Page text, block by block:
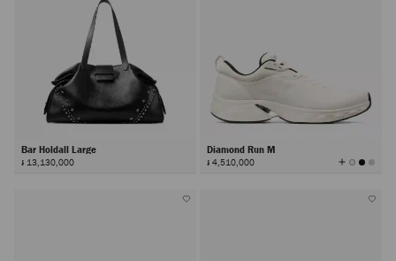
Bar Holdall Large
៛ 13,130,000
Diamond Run M
៛ 4,510,000 查
看